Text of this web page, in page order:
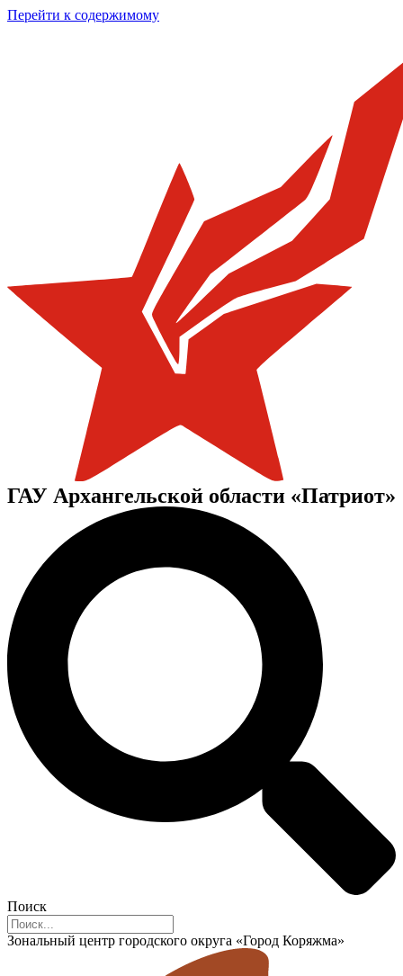
Перейти к содержимому
ГАУ Архангельской области «Патриот»
Поиск
Зональный центр городского округа «Город Коряжма»